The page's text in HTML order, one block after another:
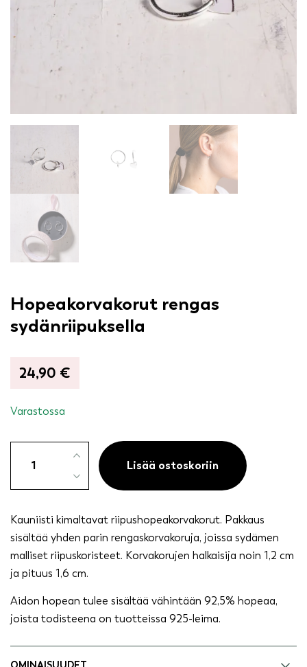
Hopeakorvakorut rengas
sydänriipuksella
24,90 €
Varastossa
rengas
sydänriipuksella
Lisää ostoskoriin
Kauniisti kimaltavat riipushopeakorvakorut. Pakkaus
sisältää yhden parin rengaskorvakoruja, joissa sydämen
malliset riipuskoristeet. Korvakorujen halkaisija noin 1,2 cm
ja pituus 1,6 cm.
Aidon hopean tulee sisältää vähintään 92,5% hopeaa,
joista todisteena on tuotteissa 925-leima.